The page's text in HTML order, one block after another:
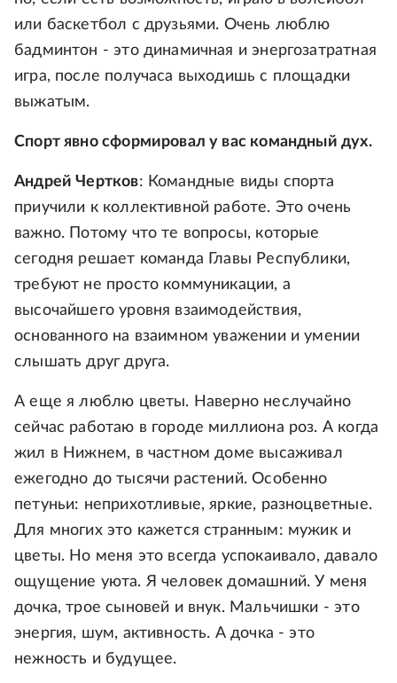
или баскетбол с друзьями. Очень люблю
бадминтон - это динамичная и энергозатратная
игра, после получаса выходишь с площадки
выжатым.
Спорт явно сформировал у вас командный дух.
Андрей Чертков: Командные виды спорта
приучили к коллективной работе. Это очень
важно. Потому что те вопросы, которые
сегодня решает команда Главы Республики,
требуют не просто коммуникации, а
высочайшего уровня взаимодействия,
основанного на взаимном уважении и умении
слышать друг друга.
А еще я люблю цветы. Наверно неслучайно
сейчас работаю в городе миллиона роз. А когда
жил в Нижнем, в частном доме высаживал
ежегодно до тысячи растений. Особенно
петуньи: неприхотливые, яркие, разноцветные.
Для многих это кажется странным: мужик и
цветы. Но меня это всегда успокаивало, давало
ощущение уюта. Я человек домашний. У меня
дочка, трое сыновей и внук. Мальчишки - это
энергия, шум, активность. А дочка - это
нежность и будущее.